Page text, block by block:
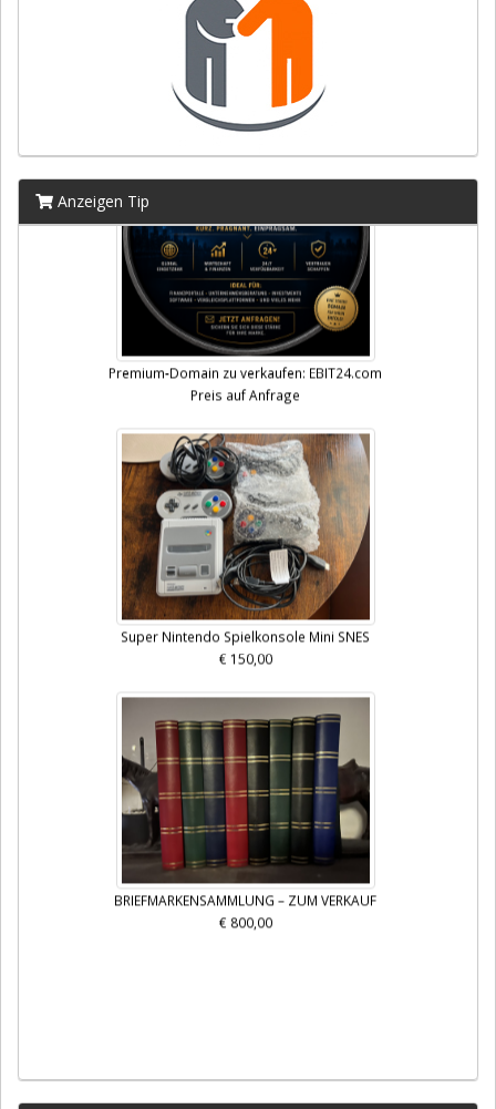
Anzeigen Tip
Premium-Domain zu verkaufen: EBIT24.com
Preis auf Anfrage
Super Nintendo Spielkonsole Mini SNES
€ 150,00
BRIEFMARKENSAMMLUNG – ZUM VERKAUF
€ 800,00